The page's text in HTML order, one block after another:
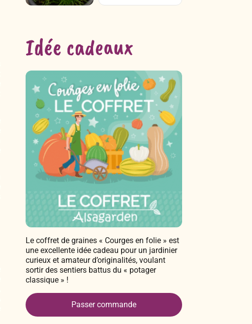
Idée cadeaux
Le coffret de graines « Courges en folie » est
une excellente idée cadeau pour un jardinier
curieux et amateur d’originalités, voulant
sortir des sentiers battus du « potager
classique » !
Passer commande